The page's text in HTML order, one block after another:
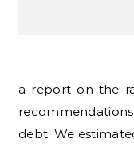
a report on the racial wealth gap and one of the
debt. We